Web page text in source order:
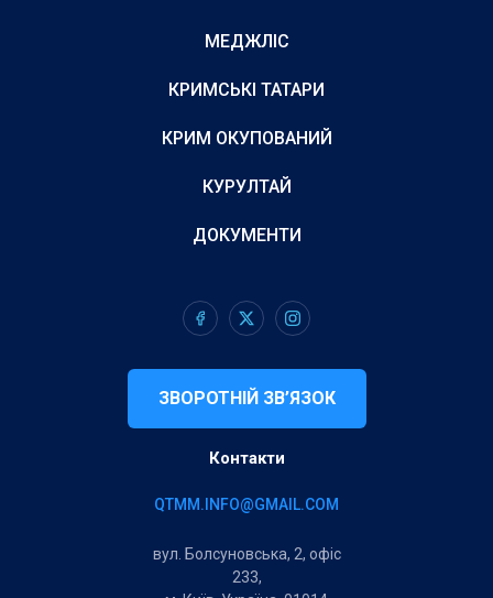
МЕДЖЛІС
КРИМСЬКІ ТАТАРИ
КРИМ ОКУПОВАНИЙ
КУРУЛТАЙ
ДОКУМЕНТИ
ЗВОРОТНІЙ ЗВ’ЯЗОК
Контакти
QTMM.INFO@GMAIL.COM
вул. Болсуновська, 2, офіс
233,